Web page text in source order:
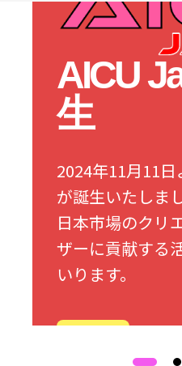
AICU
生
2024年11月11
が誕生いたしま
日本市場のクリ
ザーに貢献する
いります。